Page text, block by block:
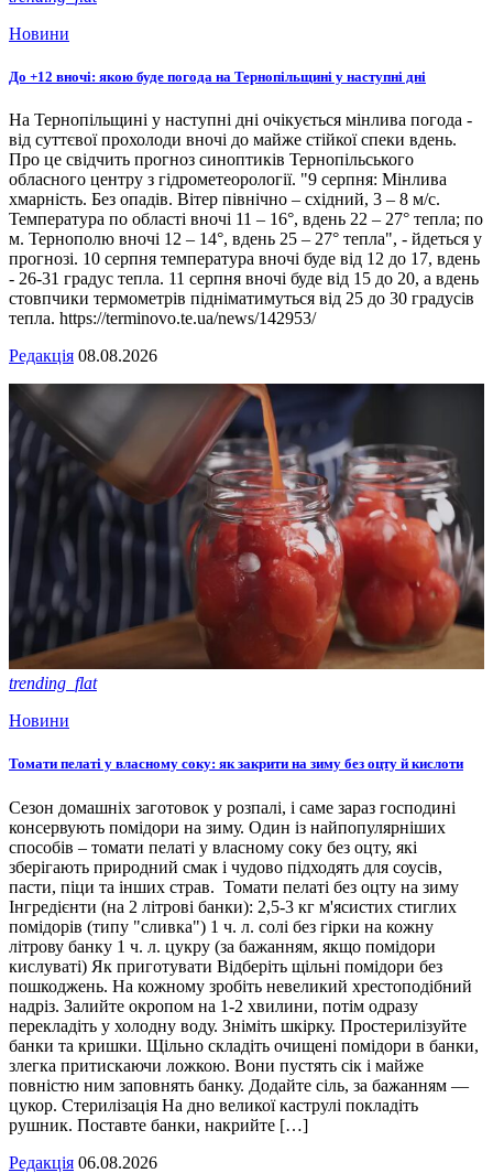
Новини
До +12 вночі: якою буде погода на Тернопільщині у наступні дні
На Тернопільщині у наступні дні очікується мінлива погода -
від суттєвої прохолоди вночі до майже стійкої спеки вдень.
Про це свідчить прогноз синоптиків Тернопільського
обласного центру з гідрометеорології. "9 серпня: Мінлива
хмарність. Без опадів. Вітер північно – східний, 3 – 8 м/с.
Температура по області вночі 11 – 16°, вдень 22 – 27° тепла; по
м. Тернополю вночі 12 – 14°, вдень 25 – 27° тепла", - йдеться у
прогнозі. 10 серпня температура вночі буде від 12 до 17, вдень
- 26-31 градус тепла. 11 серпня вночі буде від 15 до 20, а вдень
стовпчики термометрів підніматимуться від 25 до 30 градусів
тепла. https://terminovo.te.ua/news/142953/
Редакція 08.08.2026
trending_flat
Новини
Томати пелаті у власному соку: як закрити на зиму без оцту й кислоти
Сезон домашніх заготовок у розпалі, і саме зараз господині
консервують помідори на зиму. Один із найпопулярніших
способів – томати пелаті у власному соку без оцту, які
зберігають природний смак і чудово підходять для соусів,
пасти, піци та інших страв. Томати пелаті без оцту на зиму
Інгредієнти (на 2 літрові банки): 2,5-3 кг м'ясистих стиглих
помідорів (типу "сливка") 1 ч. л. солі без гірки на кожну
літрову банку 1 ч. л. цукру (за бажанням, якщо помідори
кислуваті) Як приготувати Відберіть щільні помідори без
пошкоджень. На кожному зробіть невеликий хрестоподібний
надріз. Залийте окропом на 1-2 хвилини, потім одразу
перекладіть у холодну воду. Зніміть шкірку. Простерилізуйте
банки та кришки. Щільно складіть очищені помідори в банки,
злегка притискаючи ложкою. Вони пустять сік і майже
повністю ним заповнять банку. Додайте сіль, за бажанням —
цукор. Стерилізація На дно великої каструлі покладіть
рушник. Поставте банки, накрийте […]
Редакція 06.08.2026